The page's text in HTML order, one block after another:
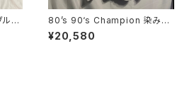
ル
80’s 90‘s Champion 染み込
みプリント リバースウィーブ
reverse weave
¥20,580